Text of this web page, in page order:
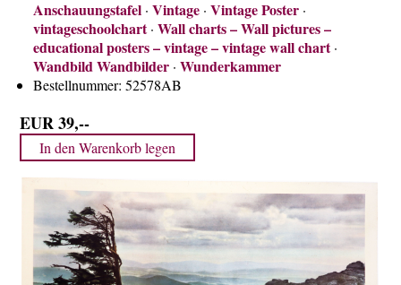
Anschauungstafel · Vintage · Vintage Poster ·
vintageschoolchart· Wall charts – Wall pictures –
educational posters – vintage – vintage wall chart·
Wandbild Wandbilder · Wunderkammer
Bestellnummer: 52578AB
EUR 39,--